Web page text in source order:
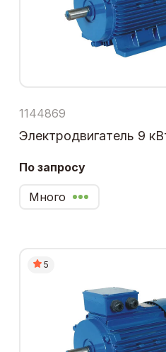
1144869
Электродвигатель 9
По запросу
Много
5